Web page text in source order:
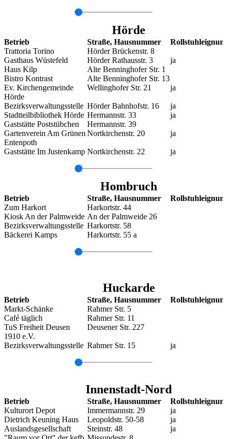
Hörde
Betrieb Straße, Hausnummer
Trattoria Torino
Hörder Brückenstr. 8
Gasthaus Wüstefeld
Hörder Rathausstr. 3
ja
Haus Kilp
Alte Benninghofer Str. 1
Bistro Kontrast
Alte Benninghofer Str. 13
Ev. Kirchengemeinde
Hörde
Wellinghofer Str. 21 ja
Bezirksverwaltungsstelle Hörder Bahnhofstr. 16
ja
Stadtteilbibliothek Hörde Hermannstr. 33
ja
Gaststätte Poststübchen
Hermannstr. 39
Gartenverein Am Grünen
Entenpoth
Nortkirchenstr. 20 ja
Gaststätte Im Justenkamp Nortkirchenstr. 22 ja
Hombruch
Betrieb Straße, Hausnummer
Zum Harkort
Harkortstr. 44
Kiosk An der Palmweide An der Palmweide 26
Bezirksverwaltungsstelle Harkortstr. 58
Bäckerei Kamps
Harkortstr. 55 a
Huckarde
Betrieb Straße, Hausnummer
Markt-Schänke
Rahmer Str. 5
Café täglich
Rahmer Str. 11
TuS Freiheit Deusen
1910 e.V.
Deusener Str. 227
Bezirksverwaltungsstelle Rahmer Str. 15 ja
Innenstadt-Nord
Betrieb Straße, Hausnummer
Kulturort Depot
Immermannstr. 29
ja
Dietrich Keuning Haus
Leopoldstr. 50-58
ja
Auslandsgesellschaft
Steinstr. 48
ja